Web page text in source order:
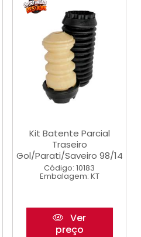
Kit Batente Parcial
Traseiro
Gol/Parati/Saveiro 98/14
Código: 10183
Embalagem: KT
Ver
preço